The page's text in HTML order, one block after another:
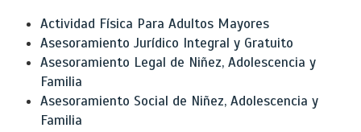
Actividad Física Para Adultos Mayores
Asesoramiento Jurídico Integral y Gratuito
Asesoramiento Legal de Niñez, Adolescencia y
Familia
Asesoramiento Social de Niñez, Adolescencia y
Familia